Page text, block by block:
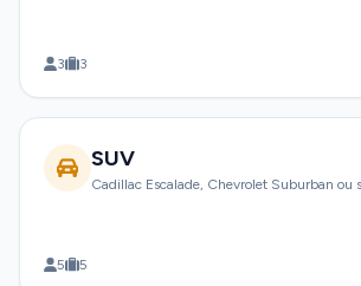
3 3
SUV
Cadillac Escalade, Chevrolet Suburban ou
5 5